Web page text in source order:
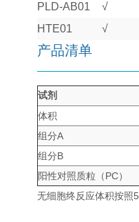
PLD-AB01
√
HTE01
√
产品清单
试剂
体积
组分A
组分B
阳性对照质粒（PC）
无细胞终反应体积按照